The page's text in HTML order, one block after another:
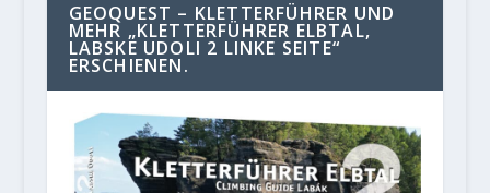
GEOQUEST – KLETTERFÜHRER UND
MEHR „KLETTERFÜHRER ELBTAL,
LABSKE UDOLI 2 LINKE SEITE“
ERSCHIENEN.